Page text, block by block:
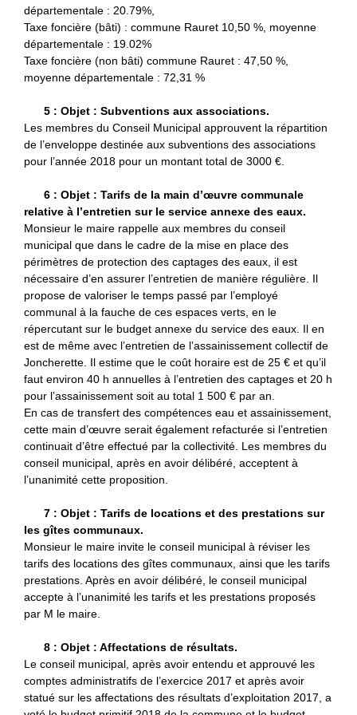
départementale : 20.79%,
Taxe foncière (bâti) : commune Rauret 10,50 %, moyenne
départementale : 19.02%
Taxe foncière (non bâti) commune Rauret : 47,50 %,
moyenne départementale : 72,31 %
5 : Objet : Subventions aux associations.
Les membres du Conseil Municipal approuvent la répartition
de l’enveloppe destinée aux subventions des associations
pour l’année 2018 pour un montant total de 3000 €.
6 : Objet : Tarifs de la main d’œuvre communale
relative à l’entretien sur le service annexe des eaux.
Monsieur le maire rappelle aux membres du conseil
municipal que dans le cadre de la mise en place des
périmètres de protection des captages des eaux, il est
nécessaire d’en assurer l’entretien de manière régulière. Il
propose de valoriser le temps passé par l’employé
communal à la fauche de ces espaces verts, en le
répercutant sur le budget annexe du service des eaux. Il en
est de même avec l’entretien de l’assainissement collectif de
Joncherette. Il estime que le coût horaire est de 25 € et qu’il
faut environ 40 h annuelles à l’entretien des captages et 20 h
pour l’assainissement soit au total 1 500 € par an.
En cas de transfert des compétences eau et assainissement,
cette main d’œuvre serait également refacturée si l’entretien
continuait d’être effectué par la collectivité. Les membres du
conseil municipal, après en avoir délibéré, acceptent à
l’unanimité cette proposition.
7 : Objet : Tarifs de locations et des prestations sur
les gîtes communaux.
Monsieur le maire invite le conseil municipal à réviser les
tarifs des locations des gîtes communaux, ainsi que les tarifs
prestations. Après en avoir délibéré, le conseil municipal
accepte à l’unanimité les tarifs et les prestations proposés
par M le maire.
8 : Objet : Affectations de résultats.
Le conseil municipal, après avoir entendu et approuvé les
comptes administratifs de l’exercice 2017 et après avoir
statué sur les affectations des résultats d’exploitation 2017, a